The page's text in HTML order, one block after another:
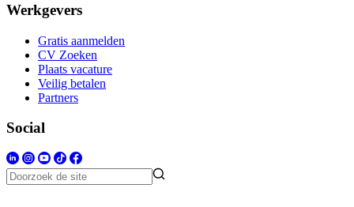
Werkgevers
Gratis aanmelden
CV Zoeken
Plaats vacature
Veilig betalen
Partners
Social